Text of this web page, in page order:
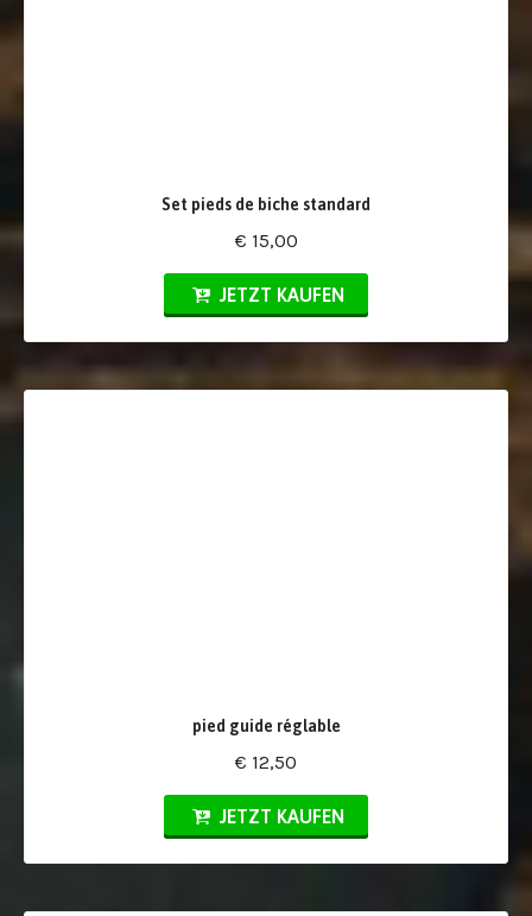
Set pieds de biche standard
€ 15,00
JETZT KAUFEN
pied guide réglable
€ 12,50
JETZT KAUFEN